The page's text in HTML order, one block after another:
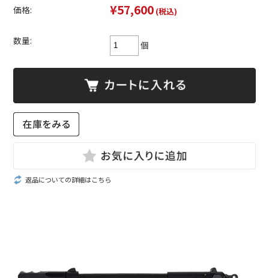
価格: ¥57,600 (税込)
数量: 個
返品についての詳細はこちら